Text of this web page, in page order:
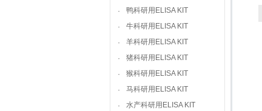
·
鸭科研用ELISA KIT
·
牛科研用ELISA KIT
·
羊科研用ELISA KIT
·
猪科研用ELISA KIT
·
猴科研用ELISA KIT
·
马科研用ELISA KIT
·
水产科研用ELISA KIT